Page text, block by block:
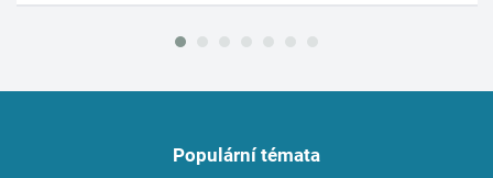
Populární témata